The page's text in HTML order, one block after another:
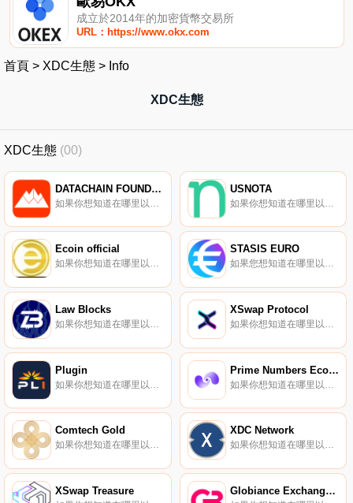
成立於2014年的加密貨幣交易所
URL：https://www.okx.com
首頁 > XDC生態 > Info
XDC生態
XDC生態 (00)
DATACHAIN FOUNDATION (DC) USNOTA
Ecoin official
如果你想知道在哪里以當前價格購買Ecoin official,目前交易{Ecoin official]股票的頂級加密貨幣交易所是ProBit Global。您可以在我們的加密貨幣交易所頁面上找到其他列表.
STASIS EURO
如果您想知道在哪里以當前價格購買STASIS EURO,目前交易｛EURSnname｝股票的頂級加密貨幣交易所是HitBTC、Bitfinex、Indodax和CEX.IO。您可以在我們的加密貨幣交易所頁面上找到其他交易所.
Law Blocks
如果你想知道在哪里以當前價格購買Law Blocks,目前交易{Law Blocks]股票的頂級加密貨幣交易所是Bitrue和BitMart。您可以在我們的加密貨幣交易所頁面上找到其他列表.
XSwap Protocol
如果你想知道在哪里以當前價格購買XSwap Protocol,目前交易{XSwap Protocol]股票的頂級加密貨幣交易所是Bitrue、ProBit Global和HotXSPt。您可以在我們的加密貨幣交易所頁面上找到其他列表.
Plugin Prime Numbers Ecosystem
Comtech Gold
如果你想知道在哪里以當前價格購買Comtech Gold,目前交易{Comtech Gold]股票的頂級加密貨幣交易所是Bitrue、BitMart和LBank。您可以在我們的加密貨幣交易所頁面上找到其他列表。ComTech 100%符合Shariah,是同類代幣中的第一個.
XDC Network
如果你想知道在哪里以當前價格購買XDC Network,目前交易{XDC Network]股票的頂級加密貨幣交易所是CoinW、Bitrue、ByXDCt、Bitget和IndoEx。您可以在我們的加密貨幣交易所頁面上找到其他列表.
XSwap Treasure Globiance Exchange Token